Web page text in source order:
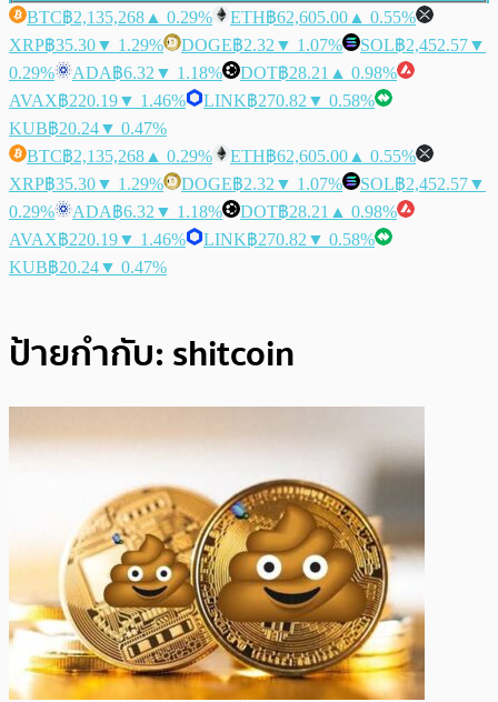
BTC฿2,135,268 ▲ 0.29% ETH฿62,605.00 ▲ 0.55%
XRP฿35.30▼ 1.29% DOGE฿2.32 ▼ 1.07% SOL฿2,452.57▼
0.29%
ADA฿6.32 ▼ 1.18% DOT฿28.21 ▲ 0.98%
AVAX฿220.19▼ 1.46% LINK฿270.82 ▼ 0.58%
KUB฿20.24▼ 0.47%
BTC฿2,135,268 ▲ 0.29% ETH฿62,605.00 ▲ 0.55%
XRP฿35.30▼ 1.29% DOGE฿2.32 ▼ 1.07% SOL฿2,452.57▼
0.29%
ADA฿6.32 ▼ 1.18% DOT฿28.21 ▲ 0.98%
AVAX฿220.19▼ 1.46% LINK฿270.82 ▼ 0.58%
KUB฿20.24▼ 0.47%
ป้ายกำกับ: shitcoin